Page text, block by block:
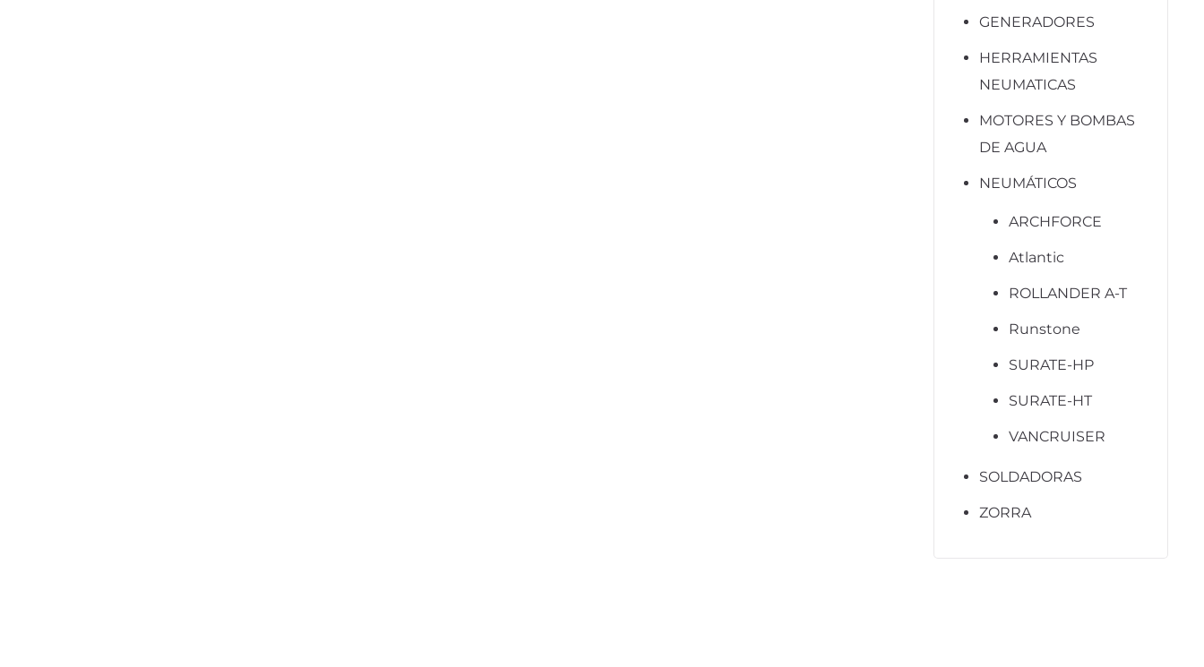
GENERADORES
HERRAMIENTAS
NEUMATICAS
MOTORES Y BOMBAS
DE AGUA
NEUMÁTICOS
ARCHFORCE
Atlantic
ROLLANDER A-T
Runstone
SURATE-HP
SURATE-HT
VANCRUISER
SOLDADORAS
ZORRA